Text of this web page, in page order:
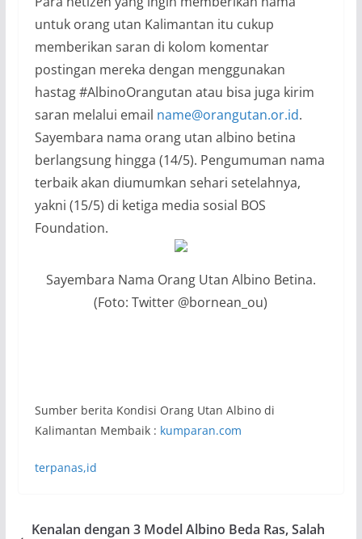
untuk orang utan Kalimantan itu cukup
memberikan saran di kolom komentar
postingan mereka dengan menggunakan
hastag #AlbinoOrangutan atau bisa juga kirim
saran melalui email name@orangutan.or.id.
Sayembara nama orang utan albino betina
berlangsung hingga (14/5). Pengumuman nama
terbaik akan diumumkan sehari setelahnya,
yakni (15/5) di ketiga media sosial BOS
Foundation.
Sayembara Nama Orang Utan Albino Betina.
(Foto: Twitter @bornean_ou)
Sumber berita Kondisi Orang Utan Albino di
Kalimantan Membaik : kumparan.com
terpanas,id
Kenalan dengan 3 Model Albino Beda Ras, Salah